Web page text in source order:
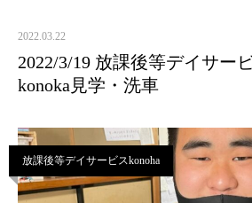
2022.03.22
2022/3/19 放課後等デイサー
konoka見学・洗車
放課後等デイサービスkonoha